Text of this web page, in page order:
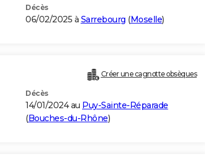
Décès
06/02/2025 à Sarrebourg (Moselle)
Créer une cagnotte obsèques
Décès
14/01/2024 au Puy-Sainte-Réparade
(Bouches-du-Rhône)